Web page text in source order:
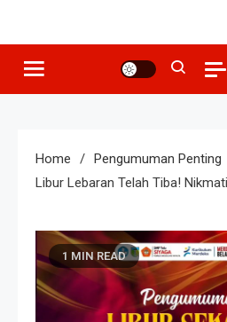
Home
Pengumuman Penting
Libur Lebaran Telah Tiba!
1 MIN READ